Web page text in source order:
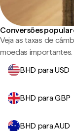
Conversões
Veja as taxas de
moedas importantes.
BHD para USD
BHD para GBP
BHD para AUD